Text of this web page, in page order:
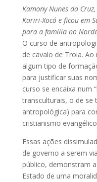
Kamony Nunes da
Kariri-Xocó e ficou em
para a família no
O curso de
de cavalo de Troia.
algum tipo de
para justificar suas
curso se encaixa num
transculturais, o de se
antropológica) para
cristianismo
Essas ações
de governo a serem
público, demonstram
Estado de uma